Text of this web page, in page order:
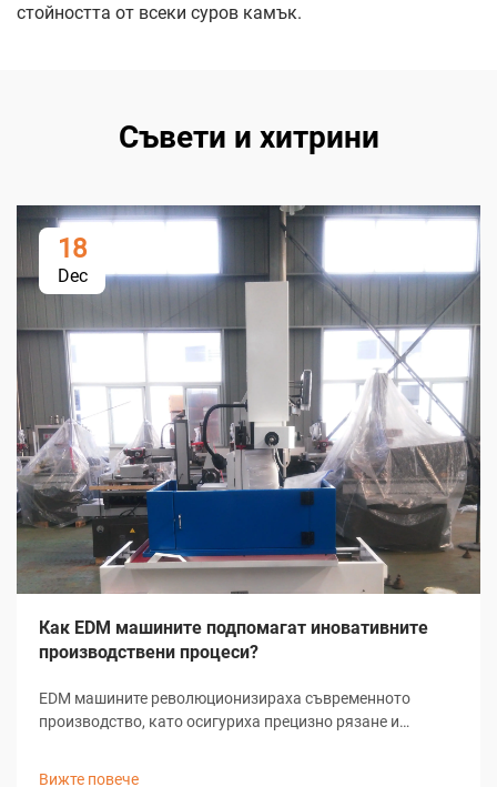
стойността от всеки суров камък.
Съвети и хитрини
18
Dec
Как EDM машините подпомагат иновативните
производствени процеси?
EDM машините революционизираха съвременното
производство, като осигуриха прецизно рязане и
Вижте повече